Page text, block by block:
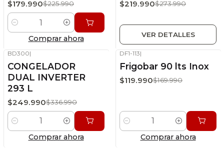
$179.990$225.990
Cantidad
Comprar ahora
$219.990$273.990
VER DETALLES
OFF
Stock disponible
BD300|
CONGELADOR
DUAL INVERTER
293 L
$249.990$336.990
Cantidad
Comprar ahora
OFF
Stock disponible
DF1-113|
Frigobar 90 lts Inox
$119.990$169.990
Cantidad
Comprar ahora